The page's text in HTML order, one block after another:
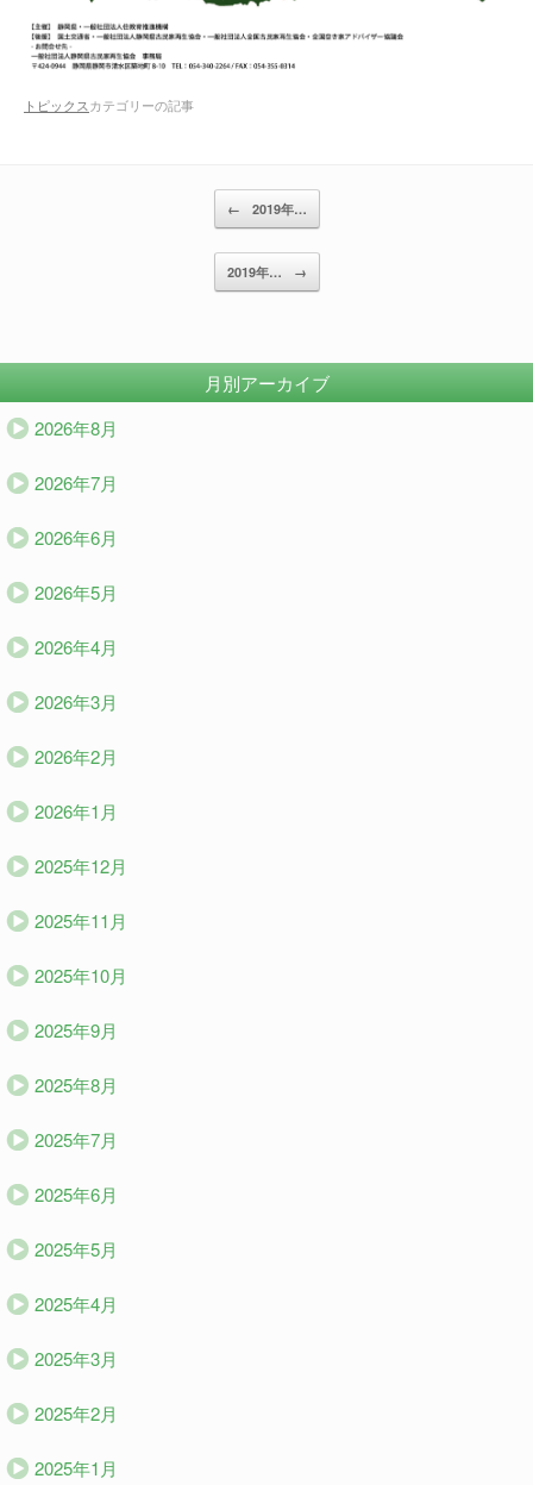
トピックスカテゴリーの記事
← 2019年…
2019年… →
月別アーカイブ
2026年8月
2026年7月
2026年6月
2026年5月
2026年4月
2026年3月
2026年2月
2026年1月
2025年12月
2025年11月
2025年10月
2025年9月
2025年8月
2025年7月
2025年6月
2025年5月
2025年4月
2025年3月
2025年2月
2025年1月